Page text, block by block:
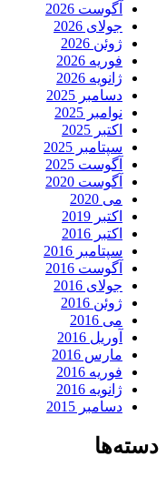
آگوست 2026
جولای 2026
ژوئن 2026
فوریه 2026
ژانویه 2026
دسامبر 2025
نوامبر 2025
اکتبر 2025
سپتامبر 2025
آگوست 2025
آگوست 2020
می 2020
اکتبر 2019
اکتبر 2016
سپتامبر 2016
آگوست 2016
جولای 2016
ژوئن 2016
می 2016
آوریل 2016
مارس 2016
فوریه 2016
ژانویه 2016
دسامبر 2015
دسته‌ها